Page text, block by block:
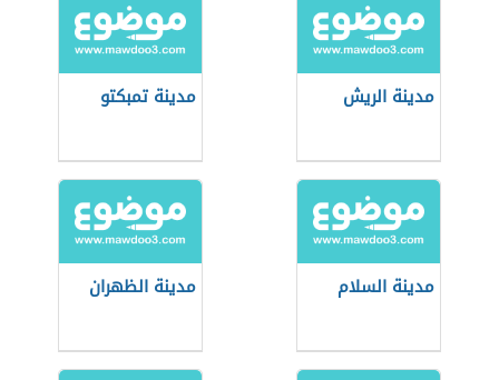
مدينة الريش مدينة تمبكتو
مدينة السلام مدينة الظهران